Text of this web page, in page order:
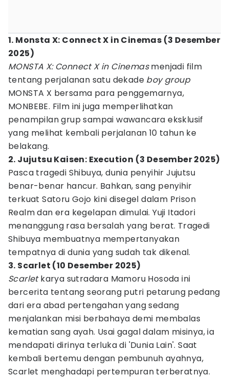
1. Monsta X: Connect X in Cinemas (3 Desember
2025)
MONSTA X: Connect X in Cinemasmenjadi film
tentang perjalanan satu dekade boy group
MONSTA X bersama para penggemarnya,
MONBEBE. Film ini juga memperlihatkan
penampilan grup sampai wawancara eksklusif
yang melihat kembali perjalanan 10 tahun ke
belakang.
2. Jujutsu Kaisen: Execution (3 Desember 2025)
Pasca tragedi Shibuya, dunia penyihir Jujutsu
benar-benar hancur. Bahkan, sang penyihir
terkuat Satoru Gojo kini disegel dalam Prison
Realm dan era kegelapan dimulai. Yuji Itadori
menanggung rasa bersalah yang berat. Tragedi
Shibuya membuatnya mempertanyakan
tempatnya di dunia yang sudah tak dikenal.
3. Scarlet (10 Desember 2025)
Scarletkarya sutradara Mamoru Hosoda ini
bercerita tentang seorang putri petarung pedang
dari era abad pertengahan yang sedang
menjalankan misi berbahaya demi membalas
kematian sang ayah. Usai gagal dalam misinya, ia
mendapati dirinya terluka di 'Dunia Lain'. Saat
kembali bertemu dengan pembunuh ayahnya,
Scarlet menghadapi pertempuran terberatnya.